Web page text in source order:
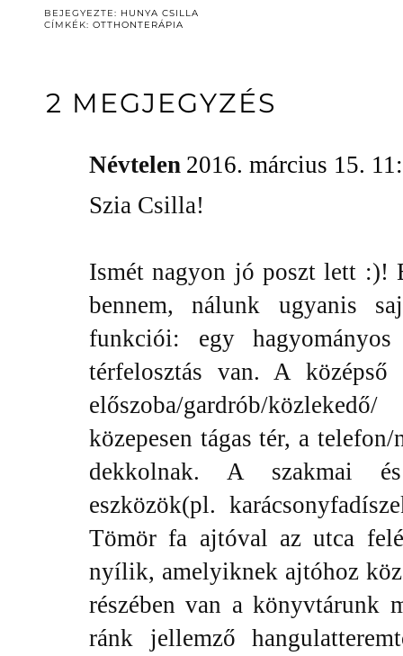
BEJEGYEZTE: HUNYA CSILLA
CÍMKÉK: OTTHONTERÁPIA
2 MEGJEGYZÉS
Névtelen 2016. március 15.
Szia Csilla!
Ismét nagyon jó poszt lett :)!
bennem, nálunk ugyanis
funkciói: egy hagyományos
térfelosztás van. A
előszoba/gardrób/
közepesen tágas tér, a
dekkolnak. A szakmai
eszközök(pl.
Tömör fa ajtóval az utca
nyílik, amelyiknek ajtóhoz
részében van a könyvtárunk
ránk jellemző